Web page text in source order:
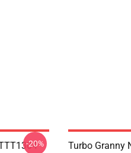
-20%
Turbo Granny